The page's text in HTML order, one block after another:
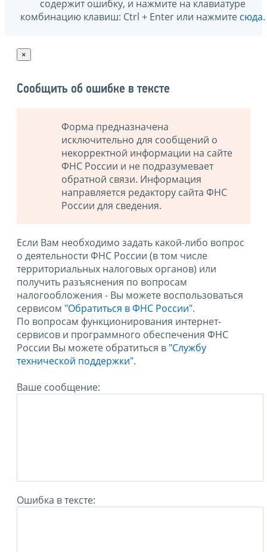
содержит ошибку, и нажмите на клавиатуре
комбинацию клавиш: Ctrl + Enter или нажмите сюда.
×
Сообщить об ошибке в тексте
Форма предназначена
исключительно для сообщений о
некорректной информации на сайте
ФНС России и не подразумевает
обратной связи. Информация
направляется редактору сайта ФНС
России для сведения.
Если Вам необходимо задать какой-либо вопрос
о деятельности ФНС России (в том числе
территориальных налоговых органов) или
получить разъяснения по вопросам
налогообложения - Вы можете воспользоваться
сервисом "Обратиться в ФНС России".
По вопросам функционирования интернет-
сервисов и программного обеспечения ФНС
России Вы можете обратиться в "Службу
технической поддержки".
Ваше сообщение:
Ошибка в тексте: